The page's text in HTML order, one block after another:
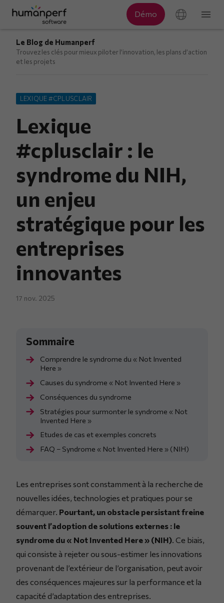
Le Blog de Humanperf
Trouvez les clés pour mieux piloter l’innovation, les plans d’action
et les projets
LEXIQUE #CPLUSCLAIR
Lexique
#cplusclair : le
syndrome du NIH,
un enjeu
stratégique pour les
entreprises
innovantes
17 nov. 2025
Comprendre le syndrome du « Not Invented
Here »
Causes du syndrome « Not Invented Here »
Conséquences du syndrome
Stratégies pour surmonter le syndrome « Not
Invented Here »
Etudes de cas et exemples concrets
FAQ – Syndrome « Not Invented Here » (NIH)
Les entreprises sont constamment à la recherche de
nouvelles idées, technologies et pratiques pour se
démarquer. Pourtant, un obstacle persistant freine
souvent l’adoption de solutions externes : le
syndrome du « Not Invented Here » (NIH). Ce biais,
qui consiste à rejeter ou sous-estimer les innovations
provenant de l’extérieur de l’organisation, peut avoir
des conséquences majeures sur la performance et la
capacité d’adaptation des entreprises.